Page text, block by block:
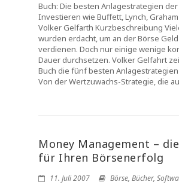
Buch: Die besten Anlagestrategien der
Investieren wie Buffett, Lynch,
Volker Gelfarth Kurzbeschreibung
wurden erdacht, um an der Börse
verdienen. Doch nur einige wenige
Dauer durchsetzen. Volker Gelfahrt
Buch die fünf besten
Von der Wertzuwachs-Strategie, die
Money Management –
für Ihren Börsenerfolg
11. Juli 2007 Börse, Bücher,